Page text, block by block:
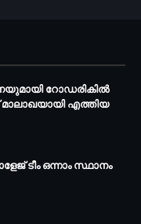
റോഡരികില്‍
മാലാഖയായി എത്തിയ
ടീം ഒന്നാം സ്ഥാനം